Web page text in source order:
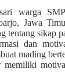
warga
Jawa
tentang sikap
dan
mading